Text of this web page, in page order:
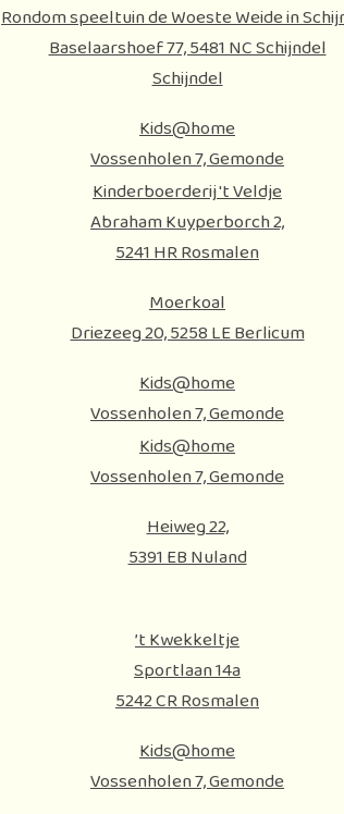
Rondom speeltuin de Woeste Weide in
Baselaarshoef 77, 5481 NC Schijndel
Schijndel
Kids@home
Vossenholen 7, Gemonde
Kinderboerderij 't Veldje
Abraham Kuyperborch 2,
5241 HR Rosmalen
Moerkoal
Driezeeg 20, 5258 LE Berlicum
Kids@home
Vossenholen 7, Gemonde
Kids@home
Vossenholen 7, Gemonde
Heiweg 22,
5391 EB Nuland
’t Kwekkeltje
Sportlaan 14a
5242 CR Rosmalen
Kids@home
Vossenholen 7, Gemonde